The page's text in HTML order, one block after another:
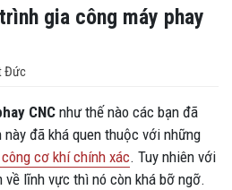
gia công máy phay
Đức
CNC như thế nào các bạn đã
đã khá quen thuộc với những
cơ khí chính xác. Tuy nhiên với
lĩnh vực thì nó còn khá bỡ ngỡ.